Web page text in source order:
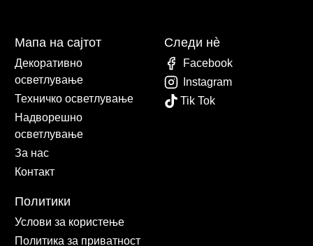
Мапа на сајтот
Декоративно
осветлување
Техничко осветлување
Надворешно
осветлување
За нас
Контакт
Политики
Услови за користење
Политика за приватност
Следи нè
Facebook
Instagram
Tik Tok